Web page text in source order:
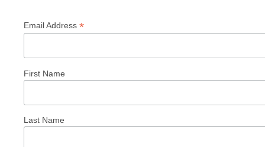
Email Address*
First Name
Last Name